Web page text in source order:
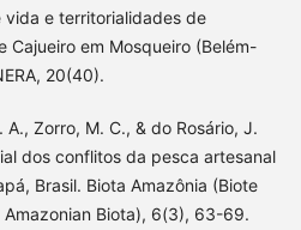
vida e territorialidades de
Cajueiro em Mosqueiro (Belém-
20(40).
A., Zorro, M. C., & do Rosário, J.
dos conflitos da pesca artesanal
Brasil. Biota Amazônia (Biote
Amazonian Biota), 6(3), 63-69.